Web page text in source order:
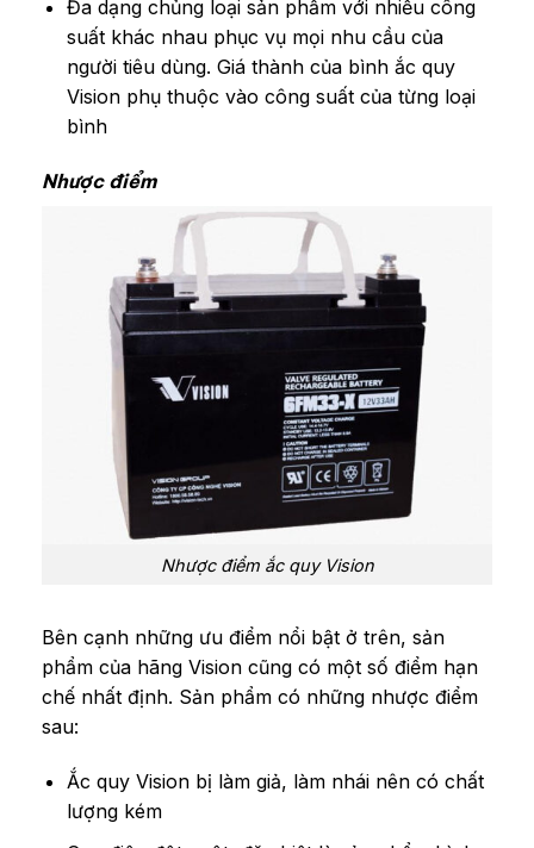
Đa dạng chủng loại sản phẩm với nhiều công
suất khác nhau phục vụ mọi nhu cầu của
người tiêu dùng. Giá thành của bình ắc quy
Vision phụ thuộc vào công suất của từng loại
bình
Nhược điểm
Nhược điểm ắc quy Vision
Bên cạnh những ưu điểm nổi bật ở trên, sản
phẩm của hãng Vision cũng có một số điểm hạn
chế nhất định. Sản phẩm có những nhược điểm
sau:
Ắc quy Vision bị làm giả, làm nhái nên có chất
lượng kém